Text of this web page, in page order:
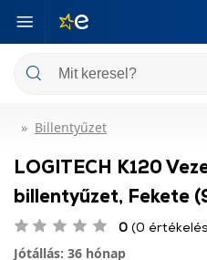
Billentyűzet
LOGITECH K120
billentyűzet, Fekete
0 (0
Jótállás: 36 hónap